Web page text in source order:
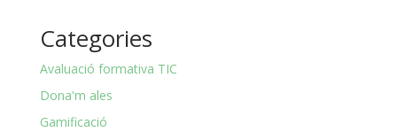
Categories
Avaluació formativa TIC
Dona'm ales
Gamificació